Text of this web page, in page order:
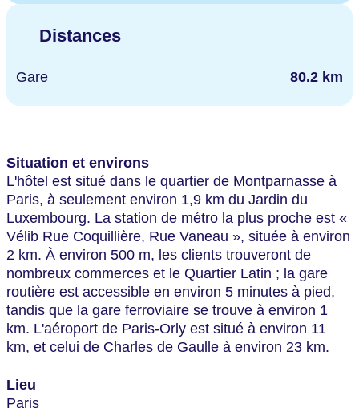
Distances
Gare 80.2 km
Situation et environs
L'hôtel est situé dans le quartier de Montparnasse à
Paris, à seulement environ 1,9 km du Jardin du
Luxembourg. La station de métro la plus proche est «
Vélib Rue Coquillière, Rue Vaneau », située à environ
2 km. À environ 500 m, les clients trouveront de
nombreux commerces et le Quartier Latin ; la gare
routière est accessible en environ 5 minutes à pied,
tandis que la gare ferroviaire se trouve à environ 1
km. L'aéroport de Paris-Orly est situé à environ 11
km, et celui de Charles de Gaulle à environ 23 km.
Lieu
Paris